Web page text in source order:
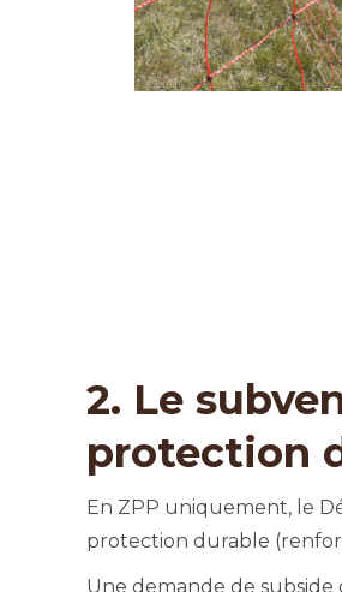
2. Le
protection
En ZPP uniquement, le
protection durable
Une demande de